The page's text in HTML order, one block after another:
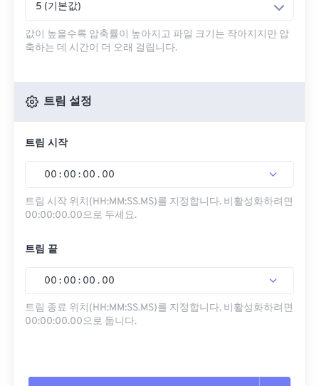
5 (기본값)
값이 높을수록 압축률이 높아지고 파일 크기는 작아지지만 압
축하는 데 시간이 더 오래 걸립니다.
트림 설정
트림 시작
00 : 00 : 00 . 00
트림 시작 위치(HH:MM:SS.MS)를 지정합니다. 비활성화하려면
00:00:00.00으로 두세요.
트림 끝
00 : 00 : 00 . 00
트림 종료 위치(HH:MM:SS.MS)를 지정합니다. 비활성화하려면
00:00:00.00으로 둡니다.